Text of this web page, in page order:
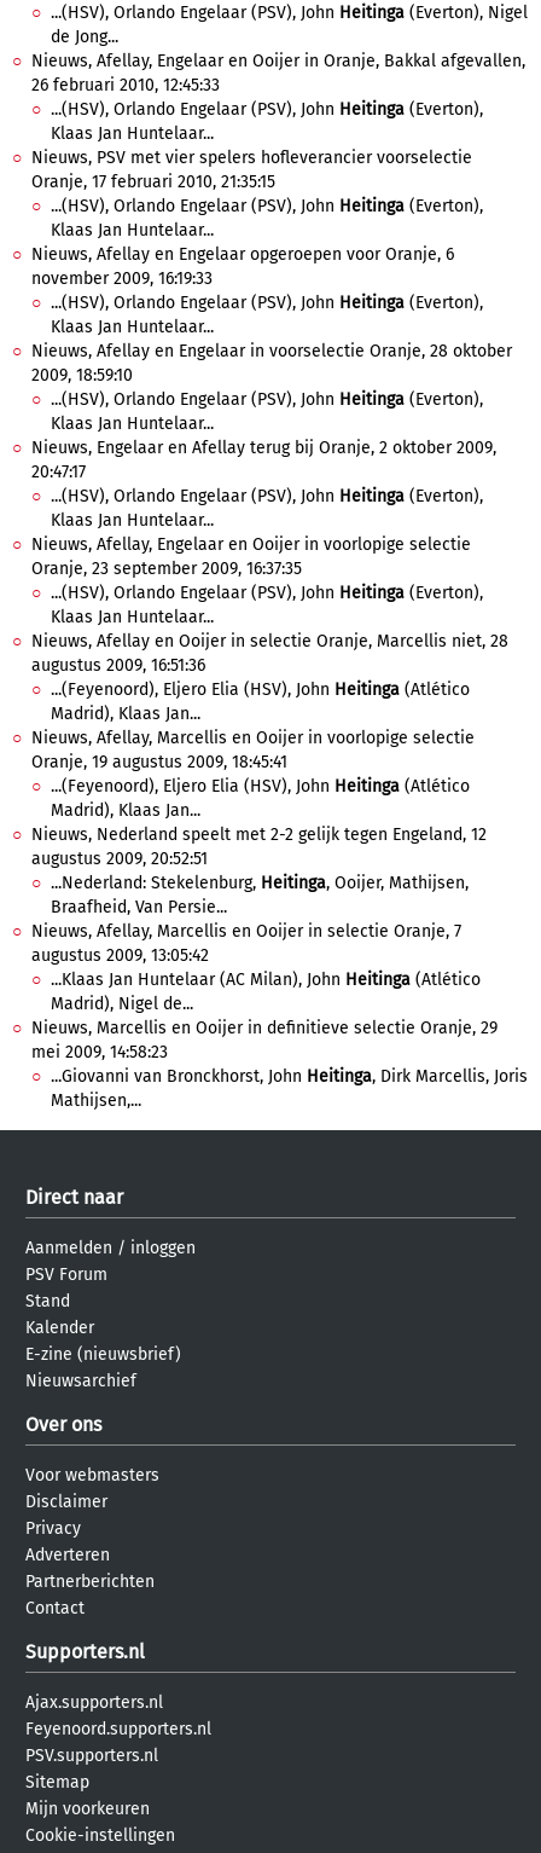
...(HSV), Orlando Engelaar (PSV), John Heitinga (Everton), Nigel
de Jong...
Nieuws, Afellay, Engelaar en Ooijer in Oranje, Bakkal afgevallen,
26 februari 2010, 12:45:33
...(HSV), Orlando Engelaar (PSV), John Heitinga (Everton),
Klaas Jan Huntelaar...
Nieuws, PSV met vier spelers hofleverancier voorselectie
Oranje, 17 februari 2010, 21:35:15
...(HSV), Orlando Engelaar (PSV), John Heitinga (Everton),
Klaas Jan Huntelaar...
Nieuws, Afellay en Engelaar opgeroepen voor Oranje, 6
november 2009, 16:19:33
...(HSV), Orlando Engelaar (PSV), John Heitinga (Everton),
Klaas Jan Huntelaar...
Nieuws, Afellay en Engelaar in voorselectie Oranje, 28 oktober
2009, 18:59:10
...(HSV), Orlando Engelaar (PSV), John Heitinga (Everton),
Klaas Jan Huntelaar...
Nieuws, Engelaar en Afellay terug bij Oranje, 2 oktober 2009,
20:47:17
...(HSV), Orlando Engelaar (PSV), John Heitinga (Everton),
Klaas Jan Huntelaar...
Nieuws, Afellay, Engelaar en Ooijer in voorlopige selectie
Oranje, 23 september 2009, 16:37:35
...(HSV), Orlando Engelaar (PSV), John Heitinga (Everton),
Klaas Jan Huntelaar...
Nieuws, Afellay en Ooijer in selectie Oranje, Marcellis niet, 28
augustus 2009, 16:51:36
...(Feyenoord), Eljero Elia (HSV), John Heitinga (Atlético
Madrid), Klaas Jan...
Nieuws, Afellay, Marcellis en Ooijer in voorlopige selectie
Oranje, 19 augustus 2009, 18:45:41
...(Feyenoord), Eljero Elia (HSV), John Heitinga (Atlético
Madrid), Klaas Jan...
Nieuws, Nederland speelt met 2-2 gelijk tegen Engeland, 12
augustus 2009, 20:52:51
...Nederland: Stekelenburg, Heitinga, Ooijer, Mathijsen,
Braafheid, Van Persie...
Nieuws, Afellay, Marcellis en Ooijer in selectie Oranje, 7
augustus 2009, 13:05:42
...Klaas Jan Huntelaar (AC Milan), John Heitinga (Atlético
Madrid), Nigel de...
Nieuws, Marcellis en Ooijer in definitieve selectie Oranje, 29
mei 2009, 14:58:23
...Giovanni van Bronckhorst, John Heitinga, Dirk Marcellis, Joris
Mathijsen,...
Direct naar
Aanmelden / inloggen
PSV Forum
Stand
Kalender
E-zine (nieuwsbrief)
Nieuwsarchief
Over ons
Voor webmasters
Disclaimer
Privacy
Adverteren
Partnerberichten
Contact
Supporters.nl
Ajax.supporters.nl
Feyenoord.supporters.nl
PSV.supporters.nl
Sitemap
Mijn voorkeuren
Cookie-instellingen